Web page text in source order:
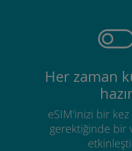
Her zaman
eSIM'inizi bir
gerektiğinde bir